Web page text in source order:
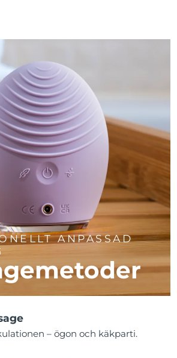
ANPASSAD
– ögon och käkparti.